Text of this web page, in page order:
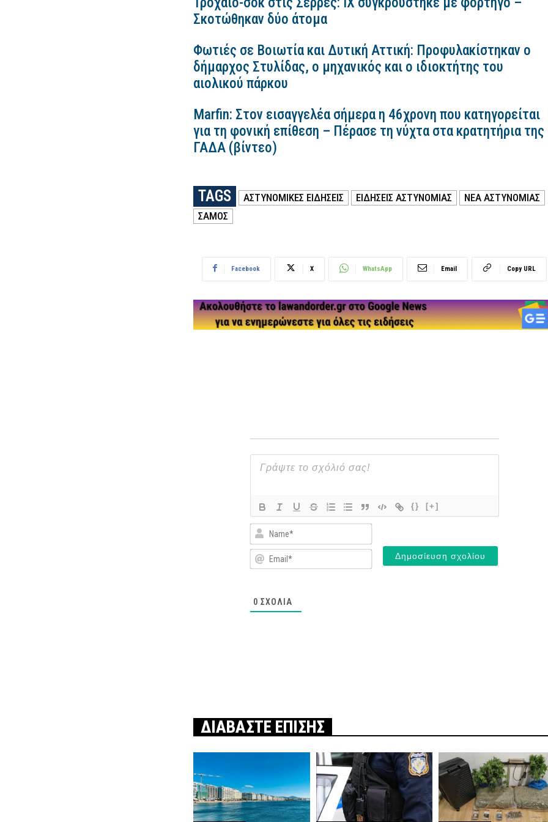
Σκοτώθηκαν δύο άτομα
Φωτιές σε Βοιωτία και Δυτική Αττική: Προφυλακίστηκαν ο
δήμαρχος Στυλίδας, ο μηχανικός και ο ιδιοκτήτης του
αιολικού πάρκου
Marfin: Στον εισαγγελέα σήμερα η 46χρονη που κατηγορείται
για τη φονική επίθεση – Πέρασε τη νύχτα στα κρατητήρια της
ΓΑΔΑ (βίντεο)
TAGS ΑΣΤΥΝΟΜΙΚΕΣ ΕΙΔΗΣΕΙΣ ΕΙΔΗΣΕΙΣ ΑΣΤΥΝΟΜΙΑΣ
ΝΕΑ ΑΣΤΥΝΟΜΙΑΣ
ΣΑΜΟΣ
Facebook X WhatsApp Email Copy URL
{} [+]
Name*
Email*
0 ΣΧΌΛΙΑ
ΔΙΑΒΑΣΤΕ ΕΠΙΣΗΣ